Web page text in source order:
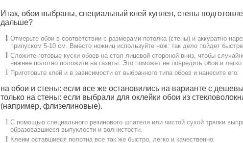
Итак, обои выбраны, специальный клей куплен, стены
дальше?
Отмерьте обои в соответствии с размерами потолка (стены) и аккуратно
припуском 5-10 см. Вместо ножниц используйте нож: так дело пойдет
Сложите готовые куски обоев на стол лицевой стороной вниз, чтобы
нижнее полотно положите на газеты. Это поможет не повредить обои и
Приготовьте клей и в зависимости от выбранного типа обоев и нанесите его:
на обои и стены: если все же остановились на варианте с
только на стены: если выбрали для оклейки обои из
(например, флизелиновые).
С помощью специального резинового шпателя или чистой сухой тряпки
образовавшиеся выпуклости и волнистости.
Клеим оставшиеся полотна все так же быстро, легко и качественно.